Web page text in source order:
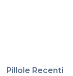
Pillole Recenti